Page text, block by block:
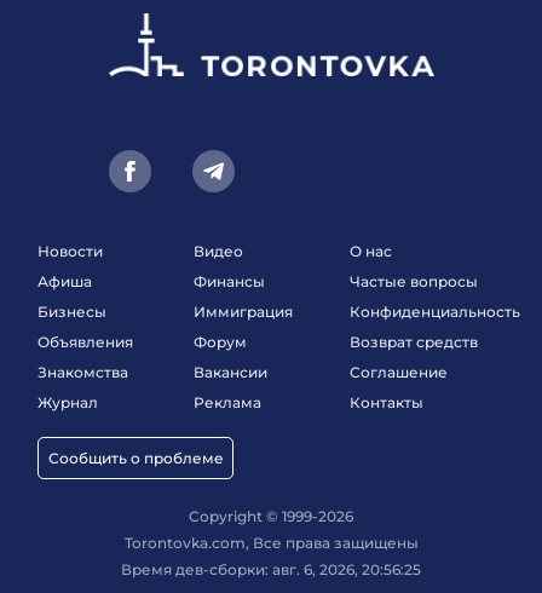
Новости
Афиша
Бизнесы
Объявления
Знакомства
Журнал
Сообщить о проблеме
Видео
Финансы
Иммиграция
Форум
Вакансии
Реклама
О нас
Частые вопросы
Конфиденциальность
Возврат средств
Соглашение
Контакты
Copyright © 1999-2026
Torontovka.com, Все права защищены
Время дев-сборки: авг. 6, 2026, 20:56:25